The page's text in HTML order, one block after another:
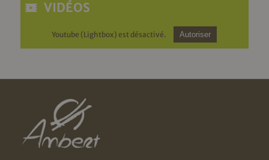
VIDÉOS
Youtube (Lightbox) est désactivé. Autoriser